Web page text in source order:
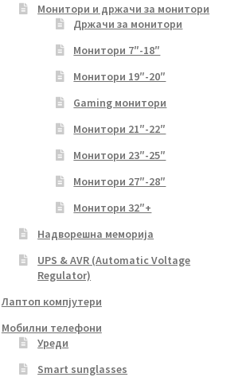
Монитори и држачи за монитори
Држачи за монитори
Монитори 7″-18″
Монитори 19″-20″
Gaming монитори
Монитори 21″-22″
Монитори 23″-25″
Монитори 27″-28″
Монитори 32″+
Надворешна меморија
UPS & AVR (Automatic Voltage
Regulator)
Лаптоп компјутери
Мобилни телефони
Уреди
Smart sunglasses